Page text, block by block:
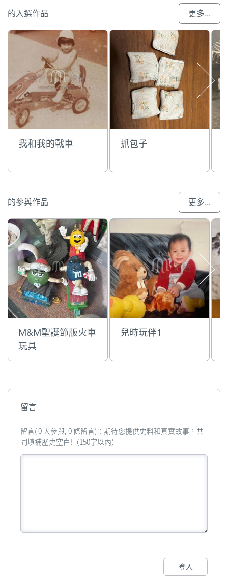
的入選作品 更多...
我和我的戰車 抓包子
的參與作品 更多...
M&M聖誕節版火車
玩具
兒時玩伴1
留言
留言( 0 人參與, 0 條留言)：期待您提供史料和真實故事，共
同填補歷史空白!（150字以內）
登入